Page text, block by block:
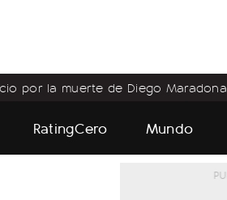
por la muerte de Diego Maradona
RatingCero Mundo